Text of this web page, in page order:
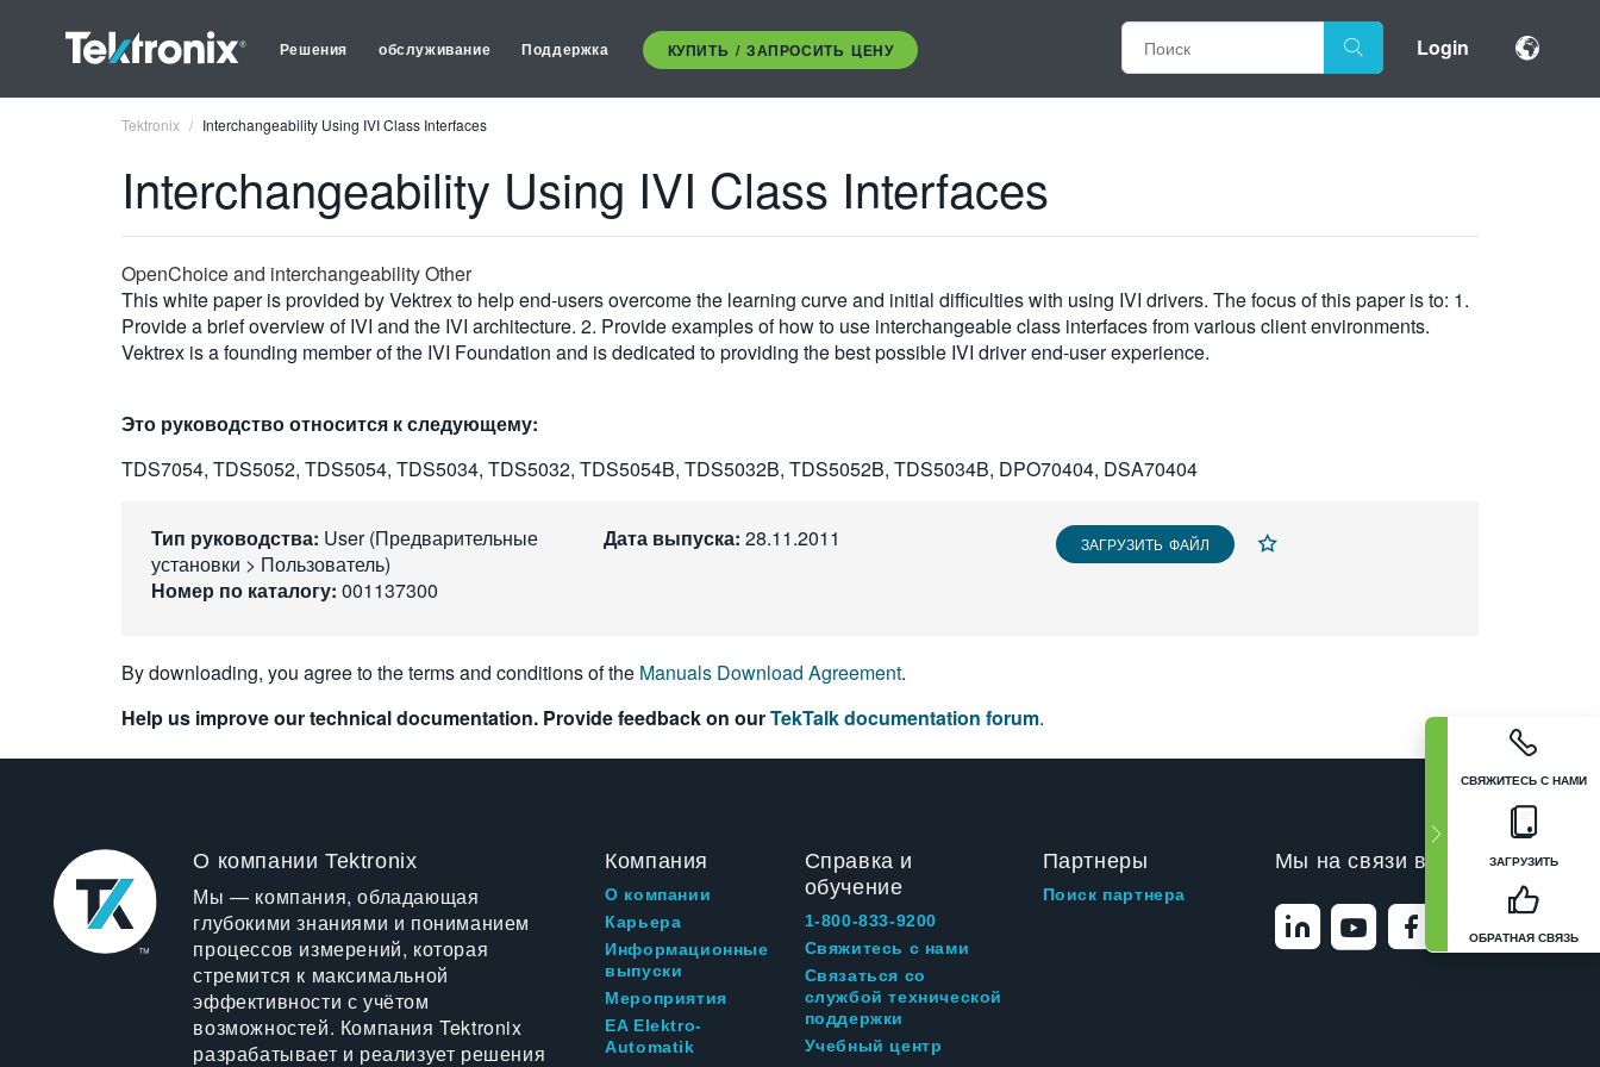
Решения обслуживание Поддержка КУПИТЬ / ЗАПРОСИТЬ ЦЕНУ Login
СВЯЖИТЕСЬ С НАМИ
ЗАГРУЗИТЬ
ОБРАТНАЯ СВЯЗЬ
Tektronix Interchangeability Using IVI Class Interfaces
Interchangeability Using IVI Class Interfaces
OpenChoice and interchangeability Other
This white paper is provided by Vektrex to help end-users overcome the learning curve and initial difficulties with using IVI drivers. The focus of this paper is to: 1.
Provide a brief overview of IVI and the IVI architecture. 2. Provide examples of how to use interchangeable class interfaces from various client environments.
Vektrex is a founding member of the IVI Foundation and is dedicated to providing the best possible IVI driver end-user experience.
Это руководство относится к следующему:
TDS7054, TDS5052, TDS5054, TDS5034, TDS5032, TDS5054B, TDS5032B, TDS5052B, TDS5034B, DPO70404, DSA70404
Тип руководства: User (Предварительные
установки > Пользователь)
Номер по каталогу: 001137300
Дата выпуска: 28.11.2011 ЗАГРУЗИТЬ ФАЙЛ
By downloading, you agree to the terms and conditions of the Manuals Download Agreement.
Help us improve our technical documentation. Provide feedback on ourTekTalk documentation forum.
О компании Tektronix
Мы — компания, обладающая
глубокими знаниями и пониманием
процессов измерений, которая
стремится к максимальной
эффективности с учётом
возможностей. Компания Tektronix
разрабатывает и реализует решения
Компания
О компании
Карьера
Информационные
выпуски
Мероприятия
EA Elektro-
Automatik
Справка и
обучение
1-800-833-9200
Свяжитесь с нами
Связаться со
службой технической
поддержки
Учебный центр
Партнеры
Поиск партнера
Мы на связи в